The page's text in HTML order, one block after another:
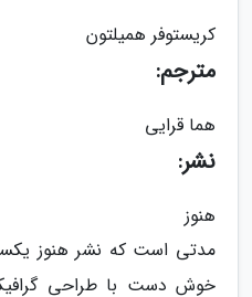
کریستوفر همیلتون
مترجم:
هما قرایی
نشر:
هنوز
مدتی است که نشر هنوز
خوش دست با طراحی